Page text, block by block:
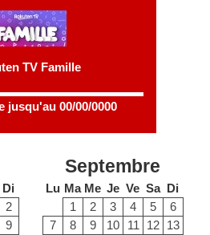
TV Famille
jusqu'au 00/00/0000
Di
2
9
Septembre
Lu Ma Me Je Ve Sa Di
1
2 3 4 5
6
7
8 9 10 11 12 13